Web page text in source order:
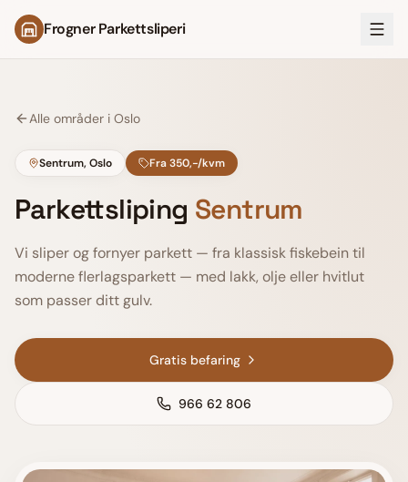
Frogner Parkettsliperi
Alle områder i Oslo
Sentrum, Oslo Fra 350,-/kvm
Parkettsliping Sentrum
Vi sliper og fornyer parkett — fra klassisk fiskebein til
moderne flerlagsparkett — med lakk, olje eller hvitlut
som passer ditt gulv.
Gratis befaring
966 62 806